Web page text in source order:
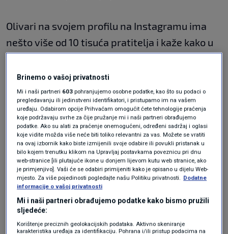
Olivari na svojem profilu na Instagramu ima
nešto više od 10 tisuća pratitelja i kaže kako u
puno negativnih komentara.
"Možda sve ove godine na jednoj ruci bih mogla
izbrojati komentare koji su me dirnuli."
"Godine nisu prepreka za
odijevanje"
Ne voli kada naiđe na komentare o tome što bi
Brinemo o vašoj privatnosti
Mi i naši partneri 603 pohranjujemo osobne podatke, kao što su podaci o
pregledavanju ili jedinstveni identifikatori, i pristupamo im na vašem
uređaju. Odabirom opcije Prihvaćam omogućit ćete tehnologije praćenja
koje podržavaju svrhe za čije pružanje mi i naši partneri obrađujemo
podatke. Ako su alati za praćenje onemogućeni, određeni sadržaj i oglasi
koje vidite možda više neće biti toliko relevantni za vas. Možete se vratiti
na ovaj izbornik kako biste izmijenili svoje odabire ili povukli pristanak u
bilo kojem trenutku klikom na Upravljaj postavkama poveznicu pri dnu
web-stranice [ili plutajuće ikone u donjem lijevom kutu web stranice, ako
je primjenjivo]. Vaši će se odabiri primijeniti kako je opisano u dijelu Web-
mjesto. Za više pojedinosti pogledajte našu Politiku privatnosti. Dodatne
informacije o vašoj privatnosti
Mi i naši partneri obrađujemo podatke kako bismo pružili
sljedeće:
Korištenje preciznih geolokacijskih podataka. Aktivno skeniranje
karakteristika uređaja za identifikaciju. Pohrana i/ili pristup podacima na